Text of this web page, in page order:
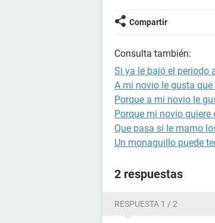
Compartir
Consulta también:
Si ya le bajó el periodo
A mi novio le gusta
Porque a mi novio le
Porque mi novio
Que pasa si le mamo
Un monaguillo puede
2 respuestas
RESPUESTA 1 / 2